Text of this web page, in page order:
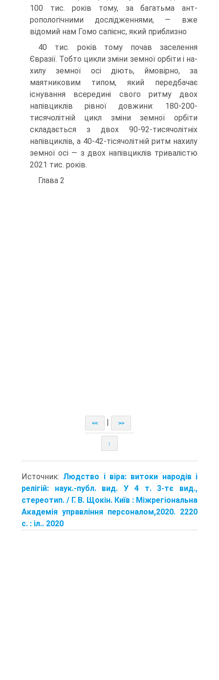
100 тис. років тому, за багатьма ант­
ропологічними дослідженнями, — вже
відомий нам Гомо сапієнс, який приблизно
40 тис. років тому почав заселення
Євразії. Тобто цикли зміни земної орбіти і на­
хилу земної осі діють, ймовірно, за
маятниковим типом, який передбачає
існуван­ня всередині свого ритму двох
напівциклів рівної довжини: 180-200-
тисячолітній цикл зміни земної орбіти
складається з двох 90-92-тисячолітніх
напівциклів, а 40-42-тісячолітній ритм нахилу
земної осі — з двох напівциклів тривалістю
20­21 тис. років.
Глава 2
<< >>
↑
Источник: Людство і віра: витоки народів і
релігій: наук.-публ. вид. У 4 т. 3-тє вид.,
стереотип. / Г. В. Щокін. Київ : Міжрегіональна
Академія управління персоналом,2020. 2220
с. : іл.. 2020